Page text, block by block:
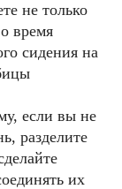
не только
время
сидения на
если вы не
разделите
их